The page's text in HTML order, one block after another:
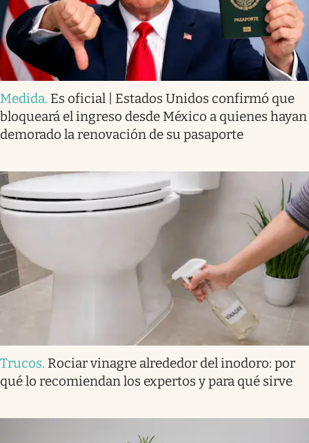
Medida. Es oficial | Estados Unidos confirmó que
bloqueará el ingreso desde México a quienes hayan
demorado la renovación de su pasaporte
Trucos. Rociar vinagre alrededor del inodoro: por
qué lo recomiendan los expertos y para qué sirve